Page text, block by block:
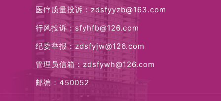
医疗质量投诉：zdsfyyzb@163.com
行风投诉：sfyhfb@126.com
纪委举报：zdsfyjw@126.com
管理员信箱：zdsfywh@126.com
邮编：450052